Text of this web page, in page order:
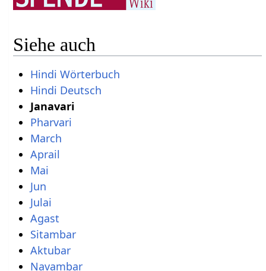
Siehe auch
Hindi Wörterbuch
Hindi Deutsch
Janavari
Pharvari
March
Aprail
Mai
Jun
Julai
Agast
Sitambar
Aktubar
Navambar